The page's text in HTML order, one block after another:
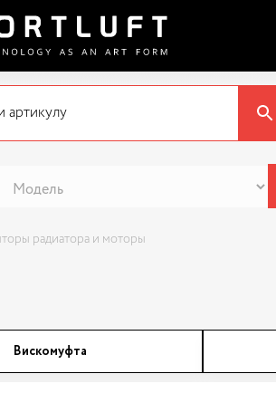
радиатора и моторы
Вискомуфта